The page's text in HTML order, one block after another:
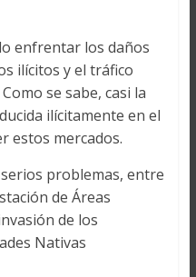
enfrentar los daños
ilícitos y el tráfico
se sabe, casi la
ilícitamente en el
estos mercados.
problemas, entre
de Áreas
de los
Nativas